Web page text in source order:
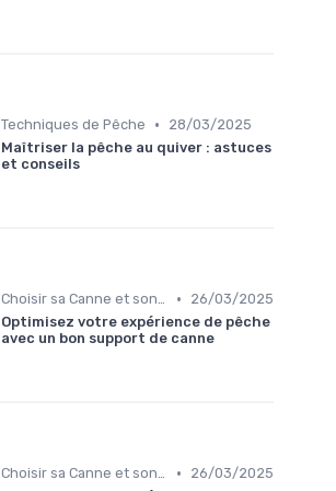
Techniques de Pêche •
28/03/2025
Maîtriser la pêche au quiver : astuces
et conseils
Choisir sa Canne et son Équipement •
26/03/2025
Optimisez votre expérience de pêche
avec un bon support de canne
Choisir sa Canne et son Équipement •
26/03/2025